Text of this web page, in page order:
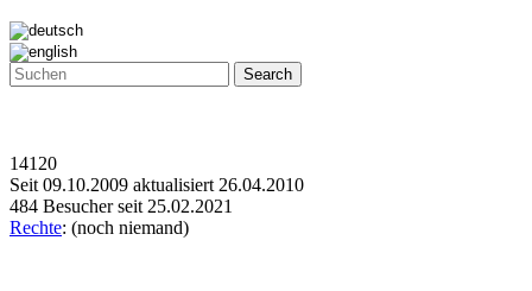
Search
14120
Seit 09.10.2009 aktualisiert 26.04.2010
484 Besucher seit 25.02.2021
Rechte: (noch niemand)